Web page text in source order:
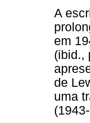
A
em
(ibid.,
de
uma